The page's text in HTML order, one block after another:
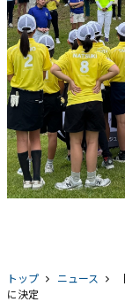
トップ ニュース
に決定